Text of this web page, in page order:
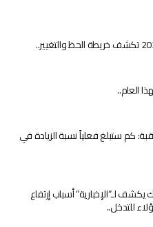
العام..
كم ستبلغ فعلياً نسبة الزيادة في
لـ”الإخبارية” أسباب إرتفاع
للتدخل..